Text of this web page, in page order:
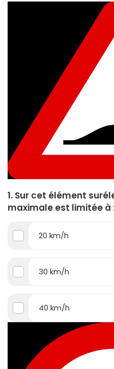
1. Sur cet élément
maximale est limitée à
20 km/h
30 km/h
40 km/h